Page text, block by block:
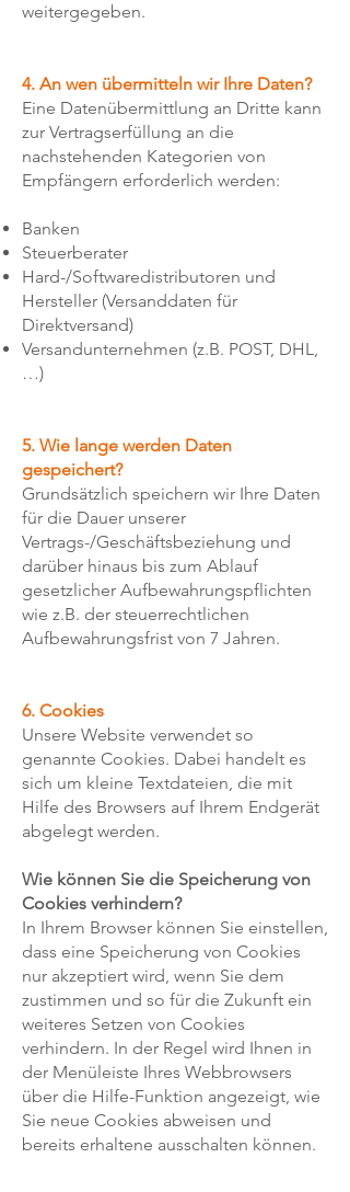
weitergegeben.
4. An wen übermitteln wir Ihre Daten?
Eine Datenübermittlung an Dritte kann
zur Vertragserfüllung an die
nachstehenden Kategorien von
Empfängern erforderlich werden:
Banken
Steuerberater
Hard-/Softwaredistributoren und
Hersteller (Versanddaten für
Direktversand)
Versandunternehmen (z.B. POST, DHL,
…)
​5. Wie lange werden Daten
gespeichert?
Grundsätzlich speichern wir Ihre Daten
für die Dauer unserer
Vertrags-/Geschäftsbeziehung und
darüber hinaus bis zum Ablauf
gesetzlicher Aufbewahrungspflichten
wie z.B. der steuerrechtlichen
Aufbewahrungsfrist von 7 Jahren.
6. Cookies
Unsere Website verwendet so
genannte Cookies. Dabei handelt es
sich um kleine Textdateien, die mit
Hilfe des Browsers auf Ihrem Endgerät
abgelegt werden.
Wie können Sie die Speicherung von
Cookies verhindern?
In Ihrem Browser können Sie einstellen,
dass eine Speicherung von Cookies
nur akzeptiert wird, wenn Sie dem
zustimmen und so für die Zukunft ein
weiteres Setzen von Cookies
verhindern. In der Regel wird Ihnen in
der Menüleiste Ihres Webbrowsers
über die Hilfe-Funktion angezeigt, wie
Sie neue Cookies abweisen und
bereits erhaltene ausschalten können.